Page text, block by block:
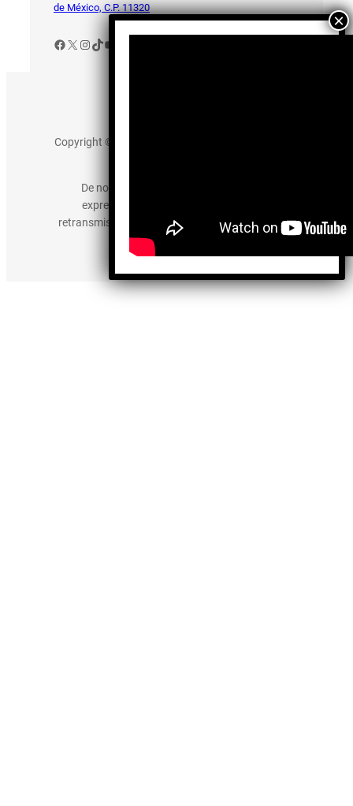
de México, C.P. 11320
Facebook
X Instagram
TikTok
YouTube
Copyright © 2025 somos-hermanos.mx. Todos los
De no existir previa autorización, queda
expresamente prohibida la publicación,
retransmisión, edición y cualquier otro uso de los
contenidos.